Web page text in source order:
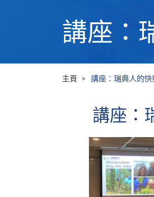
講座：
主頁 講座：瑞典人的快
講座：